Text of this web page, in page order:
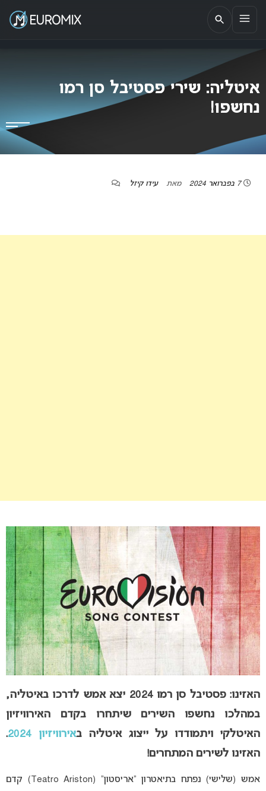
EUROMIX
אתר הבית של האירוויזיון בישראל
איטליה: שירי פסטיבל סן רמו
נחשפו!
7 בפברואר 2024 מאת עידו קיזל
האזינו: פסטיבל סן רמו 2024 יצא אמש לדרכו באיטליה,
במהלכו נחשפו השירים שיתחרו בקדם האירוויזיון
האיטלקי ויתמודדו על ייצוג איטליה באירוויזיון 2024
.
האזינו לשירים המתחרים!
אמש (שלישי) נפתח בתיאטרון “אריסטון” (Teatro Ariston) קדם